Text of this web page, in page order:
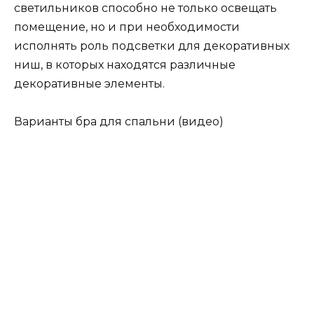
светильников способно не только освещать
помещение, но и при необходимости
исполнять роль подсветки для декоративных
ниш, в которых находятся различные
декоративные элементы.
Варианты бра для спальни (видео)